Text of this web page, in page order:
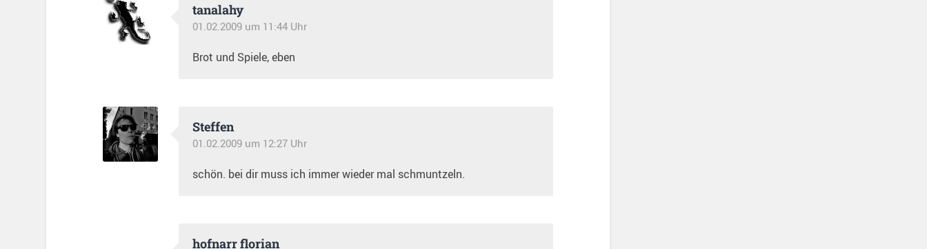
tanalahy
01.02.2009 um 11:44 Uhr
Brot und Spiele, eben
Steffen
01.02.2009 um 12:27 Uhr
schön. bei dir muss ich immer wieder mal schmuntzeln.
hofnarr florian